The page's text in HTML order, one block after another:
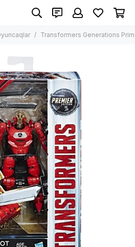
dəstlər
Transformers Generations